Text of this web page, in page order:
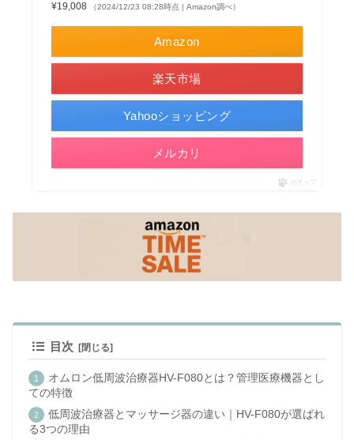
¥19,008
（2024/12/23 08:28時点 | Amazon調べ）
Amazon
楽天市場
Yahooショッピング
メルカリ
ポチップ
目次
オムロン低周波治療器HV-F080とは？管理医療機器とし
ての特徴
低周波治療器とマッサージ器の違い｜HV-F080が選ばれ
る3つの理由